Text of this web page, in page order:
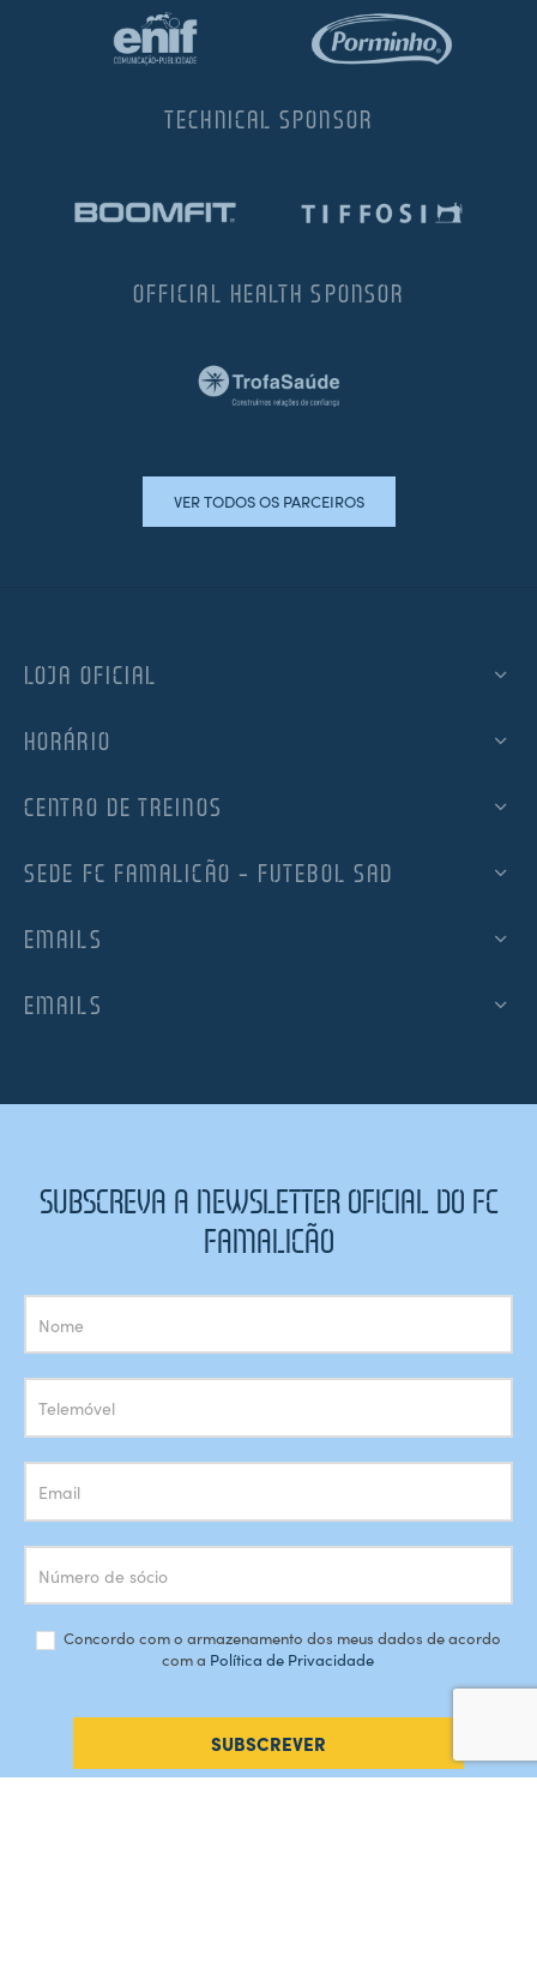
TECHNICAL SPONSOR
OFFICIAL HEALTH SPONSOR
VER TODOS OS PARCEIROS
LOJA OFICIAL
HORÁRIO
CENTRO DE TREINOS
SEDE FC FAMALICÃO – FUTEBOL SAD
EMAILS
EMAILS
SUBSCREVA A NEWSLETTER OFICIAL DO FC
FAMALICÃO
Subscrição
Newsletter
Concordo com o armazenamento dos meus dados de acordo
com a Política de Privacidade
SUBSCREVER